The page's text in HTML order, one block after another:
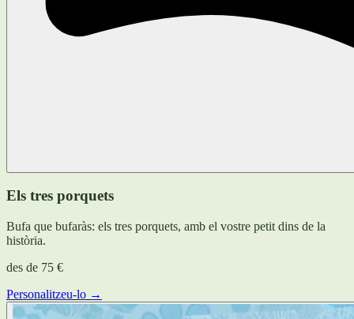
Els tres porquets
Bufa que bufaràs: els tres porquets, amb el vostre petit dins de la
història.
des de 75 €
Personalitzeu-lo →